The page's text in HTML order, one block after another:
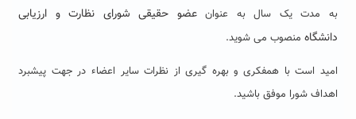
به مدت یک سال به عنوانعضو حقیقی شورای نظارت و ارزیابی
دانشگاه منصوب می شوید.
امید است با همفکری و بهره گیری از نظرات سایر اعضاء در جهت پیشبرد
اهداف شورا موفق باشید.